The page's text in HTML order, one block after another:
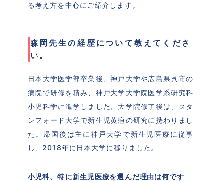
る考え方を中心にご紹介します。
森岡先生の経歴について教えてくださ
い。
日本大学医学部卒業後、神戸大学や広島県呉市の
病院で研修を積み、神戸大学大学院医学系研究科
小児科学に進学しました。大学院修了後は、スタ
ンフォード大学で新生児黄疸の研究に携わりまし
た。帰国後は主に神戸大学で新生児医療に従事
し、2018年に日本大学に移りました。
小児科、特に新生児医療を選んだ理由は何です